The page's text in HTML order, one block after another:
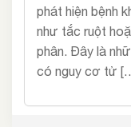
phát hiện bệnh
như tắc ruột
phân. Đây là
có nguy cơ tử